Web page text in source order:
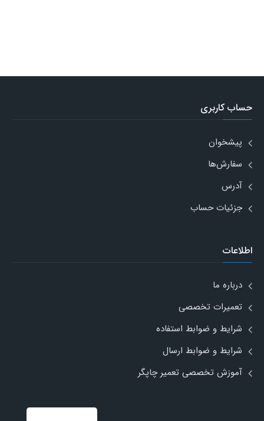
حساب کاربری
پیشخوان
سفارش‌ها
آدرس
جزئیات حساب
اطلاعات
درباره ما
تعمیرات تخصصی
شرایط و ضوابط استفاده
شرایط و ضوابط ارسال
آموزش تخصصی تعمیر چاپگر